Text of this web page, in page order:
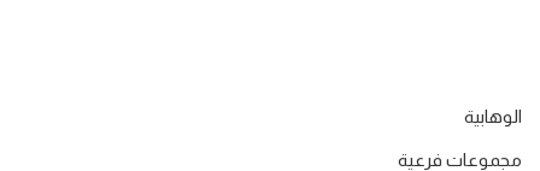
الوهابیة
مجموعات فرعية